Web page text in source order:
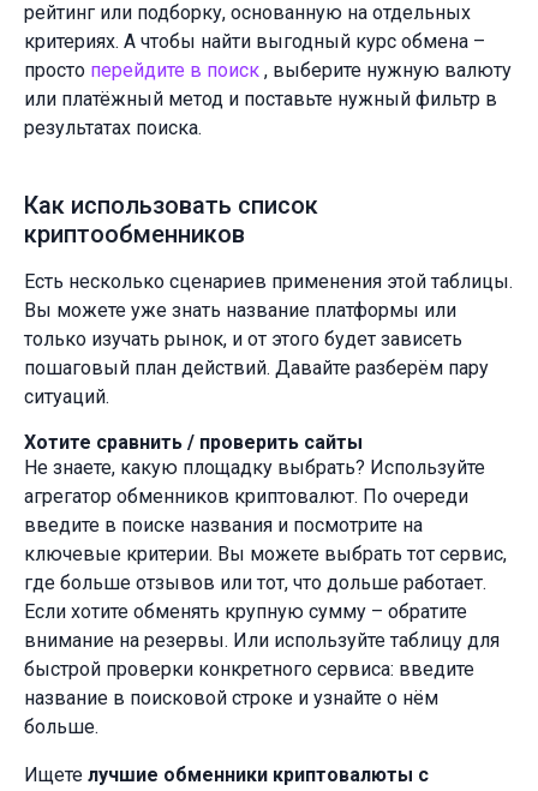
рейтинг или подборку, основанную на отдельных
критериях. А чтобы найти выгодный курс обмена –
просто перейдите в поиск , выберите нужную валюту
или платёжный метод и поставьте нужный фильтр в
результатах поиска.
Как использовать список
криптообменников
Есть несколько сценариев применения этой таблицы.
Вы можете уже знать название платформы или
только изучать рынок, и от этого будет зависеть
пошаговый план действий. Давайте разберём пару
ситуаций.
Хотите сравнить / проверить сайты
Не знаете, какую площадку выбрать? Используйте
агрегатор обменников криптовалют. По очереди
введите в поиске названия и посмотрите на
ключевые критерии. Вы можете выбрать тот сервис,
где больше отзывов или тот, что дольше работает.
Если хотите обменять крупную сумму – обратите
внимание на резервы. Или используйте таблицу для
быстрой проверки конкретного сервиса: введите
название в поисковой строке и узнайте о нём
больше.
Ищете лучшие обменники криптовалюты с